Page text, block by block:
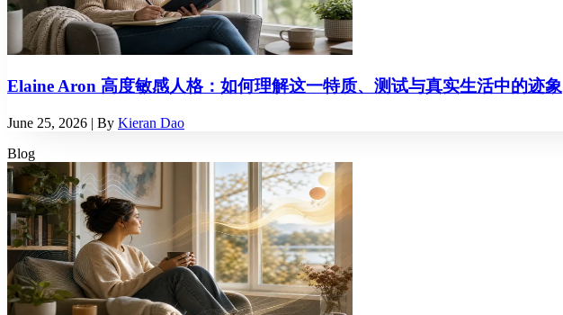
Elaine Aron 高度敏感人格：如何理解这一特质、测试与真实生活中的迹象
June 25, 2026 | By Kieran Dao
Blog